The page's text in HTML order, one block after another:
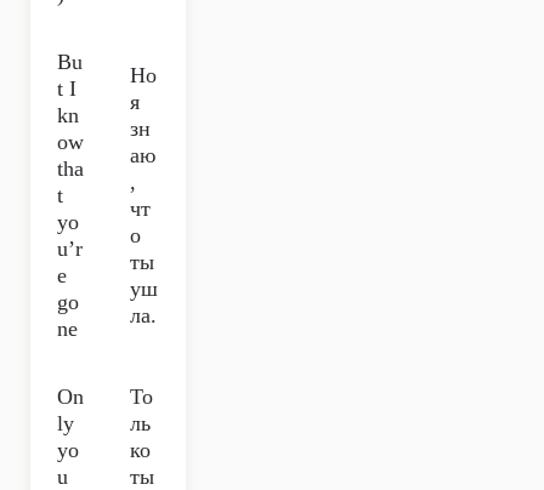
Bu
t I
kn
ow
tha
t
yo
u’r
e
go
ne
Но
я
зн
аю
,
чт
о
ты
уш
ла.
On
ly
yo
u
То
ль
ко
ты